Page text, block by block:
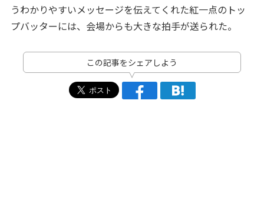
うわかりやすいメッセージを伝えてくれた紅一点のトッ
プバッターには、会場からも大きな拍手が送られた。
この記事をシェアしよう